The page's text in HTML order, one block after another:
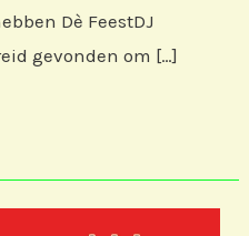
Dè FeestDJ
gevonden om […]